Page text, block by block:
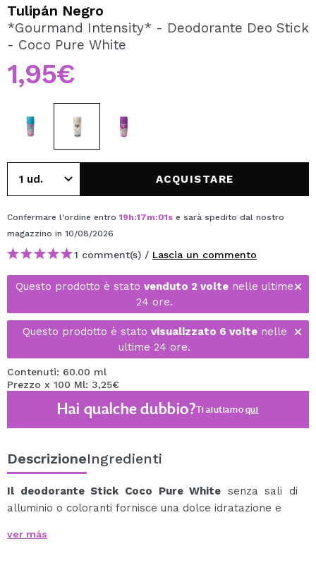
Creando un account su Maquibeauty.it potrai fare i tuoi
acquisti velocemente, controllare lo stato dei tuoi ordini e
CREARE UN ACCOUNT
Tulipán Negro
*Gourmand Intensity* - Deodorante Deo Stick
- Coco Pure White
1,95€
ACQUISTARE
Confermare l'ordine entro 19h:17m:01s e sarà spedito dal nostro
magazzino in 10/08/2026
1 comment(s) / Lascia un commento
Questo prodotto è stato venduto 2 volte nelle ultime
24 ore.
Questo prodotto è stato visualizzato 6 voltenelle
ultime 24 ore.
Contenuti: 60.00 ml
Prezzo x 100 Ml: 3,25€
Hai qualche dubbio?Ti aiutiamoqui
DescrizioneIngredienti
Il deodorante Stick Coco Pure White senza sali di
alluminio o coloranti fornisce una dolce idratazione e
durata, prendendosi cura della nostra pelle.
ver más